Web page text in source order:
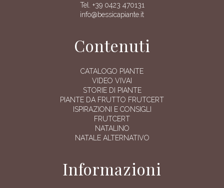
Tel. +39 0423 470131
info@bessicapiante.it
Contenuti
CATALOGO PIANTE
VIDEO VIVAI
STORIE DI PIANTE
PIANTE DA FRUTTO FRUTCERT
ISPIRAZIONI E CONSIGLI
FRUTCERT
NATALINO
NATALE ALTERNATIVO
Informazioni